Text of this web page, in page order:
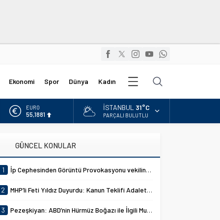
Ekonomi Spor Dünya Kadın
Kategoriler
ALTIN
6.660,55
DOLAR
55,1881
İSTANBUL 31°C
PARÇALI BULUTLU
GÜNCEL KONULAR
1 İp Cephesinden Görüntü Provokasyonu vekilin MHP Lideri Devlet Bahçeli hazımsızlığı komisyonu gerdi!
2 MHP’li Feti Yıldız Duyurdu: Kanun Teklifi Adalet Komisyonunda Kabul Edildi
3 Pezeşkiyan: ABD’nin Hürmüz Boğazı ile İlgili Mutabakat İhlallerine Karşılık Verdik